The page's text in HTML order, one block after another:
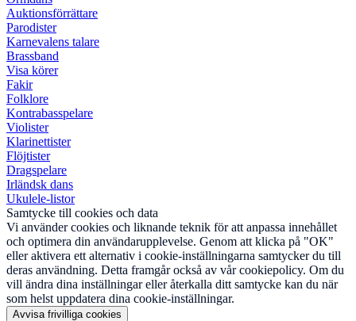
Auktionsförrättare
Parodister
Karnevalens talare
Brassband
Visa körer
Fakir
Folklore
Kontrabasspelare
Violister
Klarinettister
Flöjtister
Dragspelare
Irländsk dans
Ukulele-listor
Samtycke till cookies och data
Vi använder cookies och liknande teknik för att anpassa innehållet
och optimera din användarupplevelse. Genom att klicka på "OK"
eller aktivera ett alternativ i cookie-inställningarna samtycker du till
deras användning. Detta framgår också av vår cookiepolicy. Om du
vill ändra dina inställningar eller återkalla ditt samtycke kan du när
som helst uppdatera dina cookie-inställningar.
Avvisa frivilliga cookies